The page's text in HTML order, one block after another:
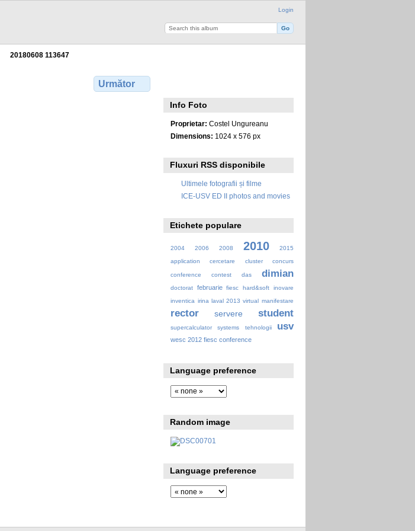
Login
20180608 113647
Următor
Info Foto
Proprietar: Costel Ungureanu
Dimensions: 1024 x 576 px
Fluxuri RSS disponibile
Ultimele fotografii și filme
ICE-USV ED II photos and movies
Etichete populare
2004 2006 2008 2010
2015
application
cercetare cluster concurs
conference contest das dimian
doctorat februarie fiesc hard&soft
inovare
inventica irina laval 2013 virtual manifestare
rector servere student
supercalculator systems tehnologii usv
wesc 2012 fiesc conference
Language preference
Random image
Language preference